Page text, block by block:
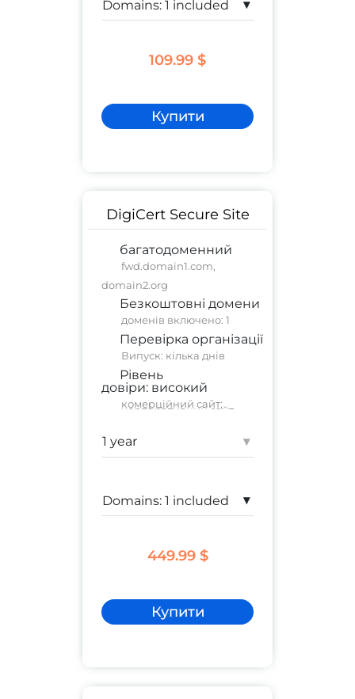
▾
109.99 $
Купити
DigiCert Secure Site
багатодоменний
fwd.domain1.com,
domain2.org
Безкоштовні домени
доменів включено: 1
Перевірка організації
Випуск: кілька днів
Рівень
довіри: високий
комерційний сайт;
корпоративний сайт
▾
▾
449.99 $
Купити